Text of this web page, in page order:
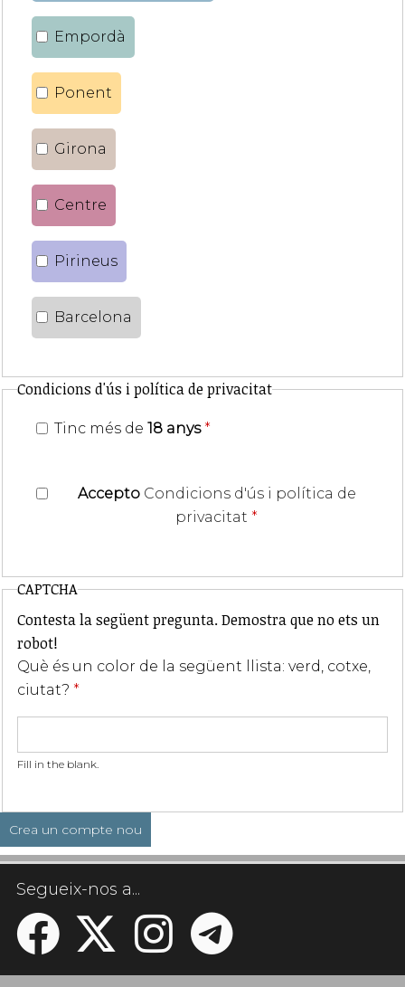
Empordà
Ponent
Girona
Centre
Pirineus
Barcelona
Condicions d'ús i política de privacitat
Tinc més de 18 anys *
Accepto Condicions d'ús i política de
privacitat *
CAPTCHA
Contesta la següent pregunta. Demostra que no ets un
robot!
Què és un color de la següent llista: verd, cotxe,
ciutat? *
Fill in the blank.
Segueix-nos a...